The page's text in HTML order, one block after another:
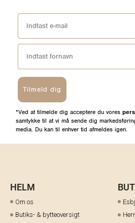
Tilmeld dig
*Ved at tilmelde dig acceptere du vores
samtykke til at vi må sende dig
media. Du kan til enhver tid afmeldes igen.
HELM
Om os
Butiks- & bytteoversigt